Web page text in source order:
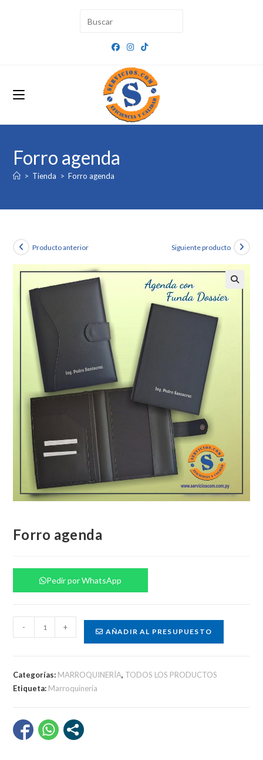
Forro agenda
> Tienda > Forro agenda
Producto anterior Siguiente producto
Forro agenda
Pedir por WhatsApp
agenda
- + AÑADIR AL PRESUPUESTO
Categorías: MARROQUINERÍA, TODOS LOS PRODUCTOS
Etiqueta: Marroquinería